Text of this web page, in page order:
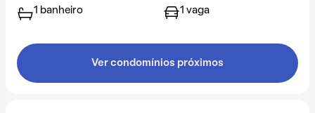
1 banheiro 1 vaga
Ver condomínios próximos